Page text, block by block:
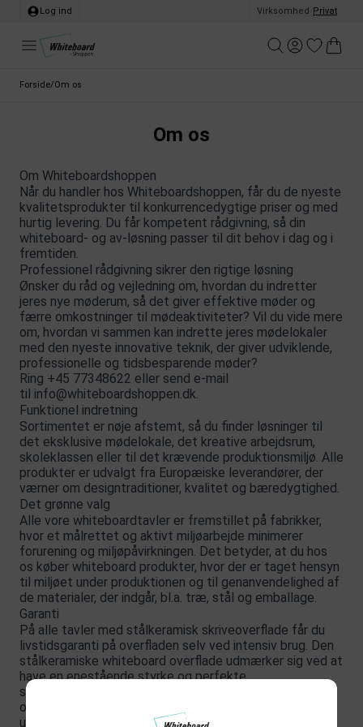
Log ind Virksomhed Privat
Forside/Om os
Om os
Om Whiteboardshoppen
Når du handler hos Whiteboardshoppen, får du de nyeste
kvalitetsprodukter til konkurrencedygtige priser og med
hurtig levering. Du får kompetent rådgivning, så din
whiteboard- og av-løsning passer til dit behov i dag og i
fremtiden.
Professionel rådgivning sikrer den rigtige løsning
Ønsker du råd og vejledning om, hvordan du indretter
jeres nye møderum, så det giver effektive møder og
færre omkostninger til mødeaktiviteter? Vil du vide mere
om, hvordan vi sammen kan indrette jeres mødelokaler
med den nyeste innovative teknik, der giver udviklende,
professionelle og tidsbesparende møder?
Ring +45 77348622 eller send e-mail
til info@whiteboardshoppen.dk.
Funktionel indretning
Sortimentet er nøje afstemt, så du finder løsninger til
det eksklusive mødelokale, det kreative arbejdsrum,
skoleklassen eller til det krævende produktionsmiljø. Alle
produkter er udvalgt fra Europæiske leverandører, der
værner om designtraditioner, kvalitet og bæredygtighed.
Det grønne valg
Alle vore whiteboardtavler er fremstillet på fabrikker,
hvor et målrettet og aktivt miljøarbejde minimerer
forurening og miljøpåvirkningen. Det betyder, at du hos
os køber whiteboard produkter, hvor der er taget hensyn
til miljøet under produktionen og til genanvendelighed af
de materialer, der indgår, bl.a. træ, stål og emballage.
Garanti
På alle tavler med stålkeramisk skriveoverflade får du
livstidsgaranti på overfladen selv ved intensiv brug. Den
stålkeramiske whiteboard overflade udmærker sig ved at
have en enestående styrke og perfekte
skriveegenskaber. Den er ridsefast og modtandsdygtig
overfor kemikalier – dog anbefaler vi stadigvæk, at du
udelukkende rengør dit whiteboard